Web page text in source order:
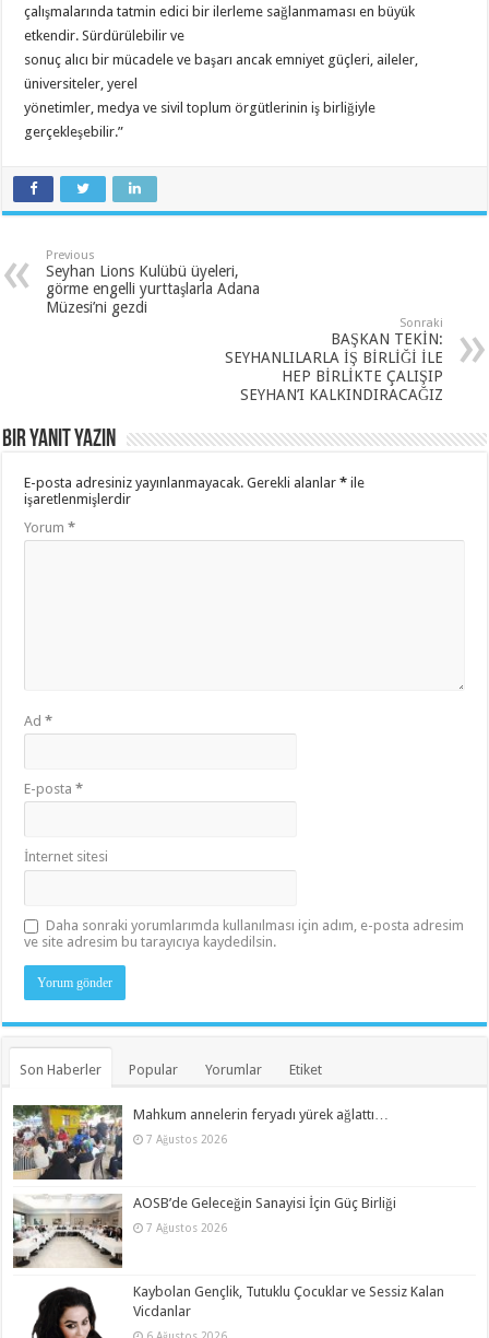
çalışmalarında tatmin edici bir ilerleme sağlanmaması en büyük
etkendir. Sürdürülebilir ve
sonuç alıcı bir mücadele ve başarı ancak emniyet güçleri, aileler,
üniversiteler, yerel
yönetimler, medya ve sivil toplum örgütlerinin iş birliğiyle
gerçekleşebilir.”
Previous
Seyhan Lions Kulübü üyeleri,
görme engelli yurttaşlarla Adana
Müzesi’ni gezdi
Sonraki
BAŞKAN TEKİN:
SEYHANLILARLA İŞ BİRLİĞİ İLE
HEP BİRLİKTE ÇALIŞIP
SEYHAN’I KALKINDIRACAĞIZ
Bir yanıt yazın
E-posta adresiniz yayınlanmayacak. Gerekli alanlar* ile
işaretlenmişlerdir
Yorum*
Ad*
E-posta*
İnternet sitesi
Daha sonraki yorumlarımda kullanılması için adım, e-posta adresim
ve site adresim bu tarayıcıya kaydedilsin.
Son Haberler Popular Yorumlar Etiket
Mahkum annelerin feryadı yürek ağlattı…
7 Ağustos 2026
AOSB’de Geleceğin Sanayisi İçin Güç Birliği
7 Ağustos 2026
Kaybolan Gençlik, Tutuklu Çocuklar ve Sessiz Kalan
Vicdanlar